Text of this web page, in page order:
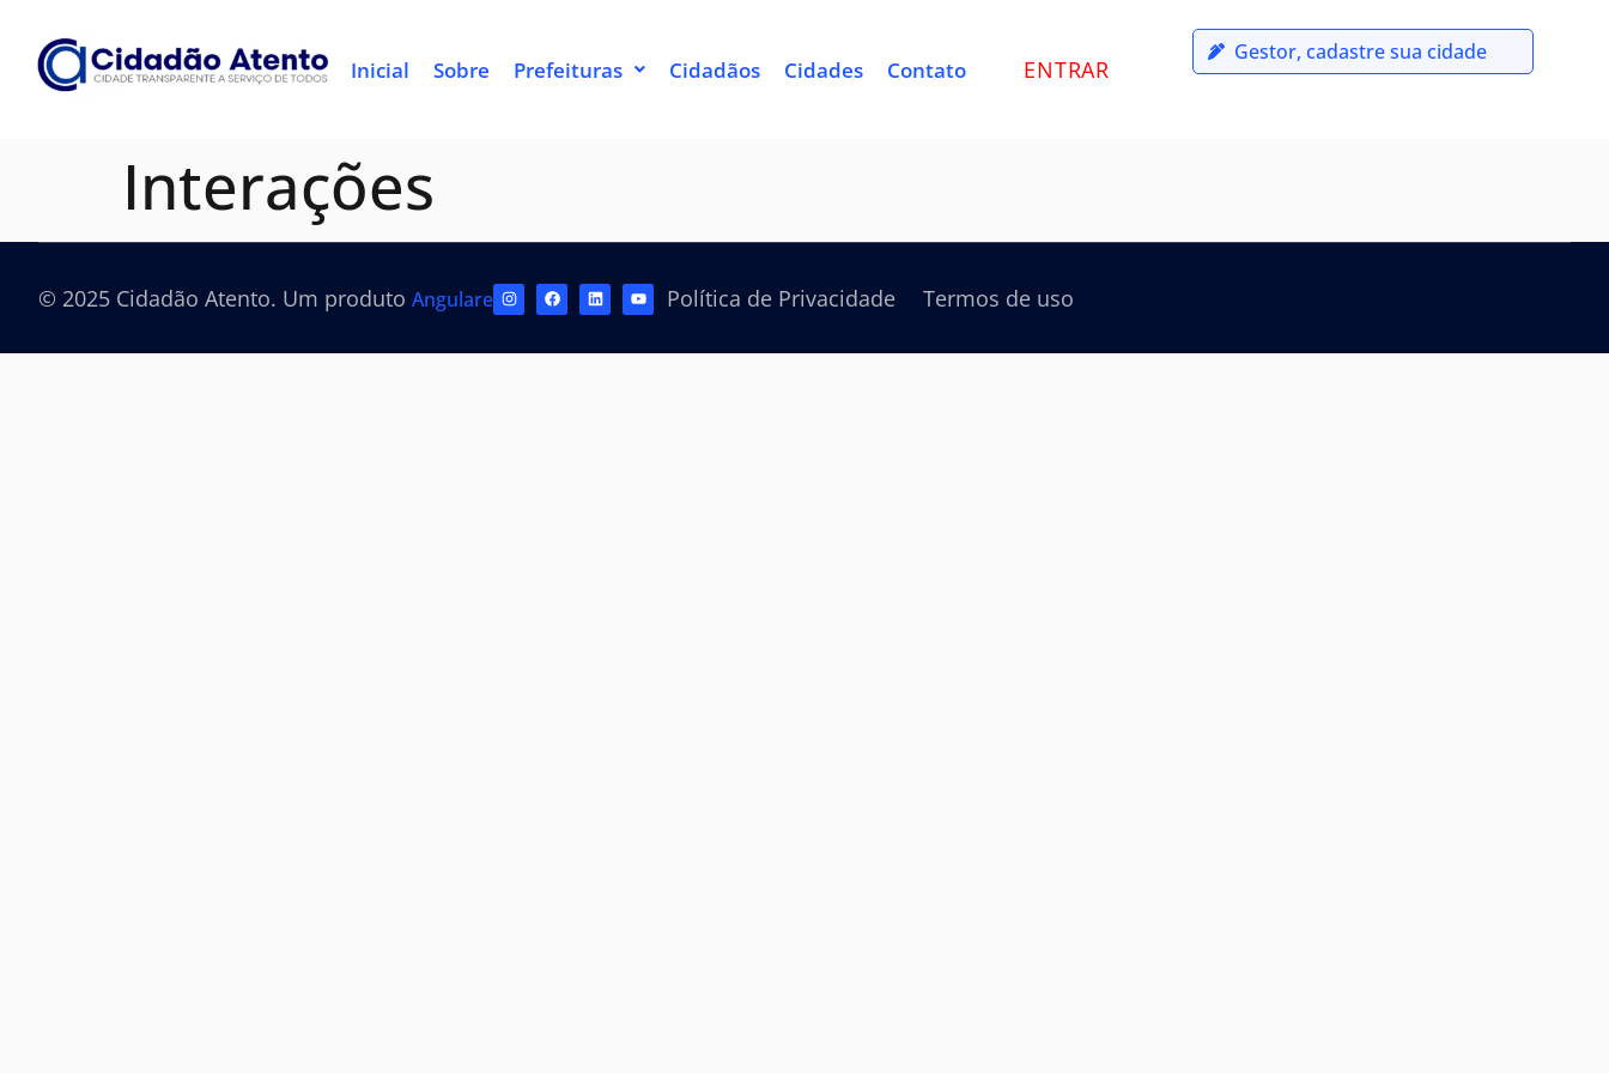
Inicial Sobre Prefeituras Cidadãos Cidades Contato ENTRAR
Gestor, cadastre sua cidade
Interações
© 2025 Cidadão Atento. Um produto Angulare Política de Privacidade Termos de uso